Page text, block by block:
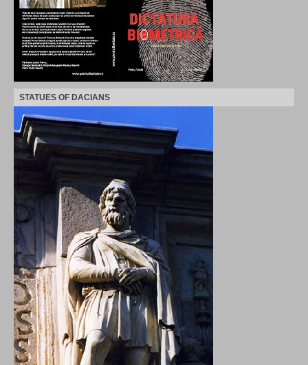
STATUES OF DACIANS